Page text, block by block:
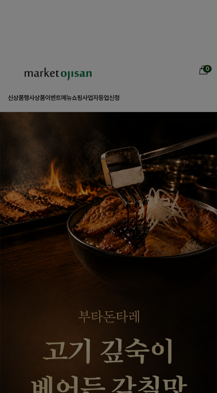
0
신상품행사상품이벤트메뉴쇼핑사업자등업신청